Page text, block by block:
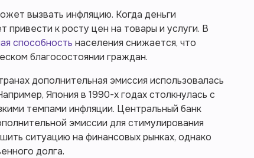
вызвать инфляцию. Когда деньги
к росту цен на товары и услуги. В
способность населения снижается, что
благосостоянии граждан.
дополнительная эмиссия использовалась
Япония в 1990-х годах столкнулась с
темпами инфляции. Центральный банк
эмиссии для стимулирования
ситуацию на финансовых рынках, однако
долга.